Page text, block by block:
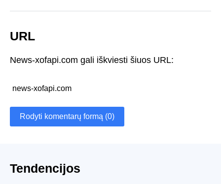
URL
News-xofapi.com gali iškviesti šiuos URL:
news-xofapi.com
Rodyti komentarų formą (0)
Tendencijos